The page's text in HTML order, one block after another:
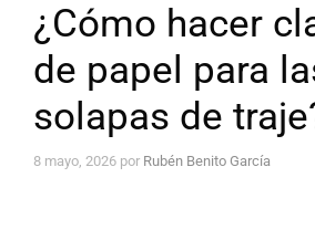
¿Cómo hacer
de papel para
solapas de
8 mayo, 2026 por Rubén Benito García